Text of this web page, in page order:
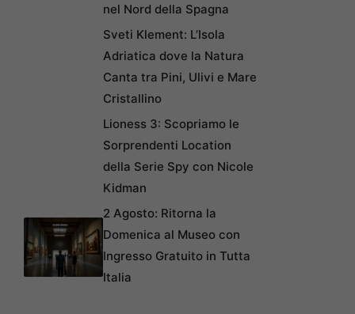
nel Nord della Spagna
Sveti Klement: L’Isola
Adriatica dove la Natura
Canta tra Pini, Ulivi e Mare
Cristallino
Lioness 3: Scopriamo le
Sorprendenti Location
della Serie Spy con Nicole
Kidman
2 Agosto: Ritorna la
Domenica al Museo con
Ingresso Gratuito in Tutta
Italia